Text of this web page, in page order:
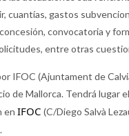
cuantías, gastos
convocatoria y
entre otras
IFOC (Ajuntament de
de Mallorca. Tendrá lugar
en IFOC (C/Diego Salvà